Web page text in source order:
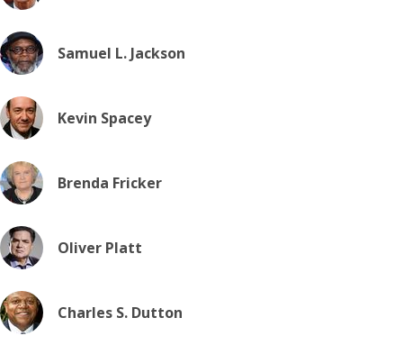
Samuel L. Jackson
Kevin Spacey
Brenda Fricker
Oliver Platt
Charles S. Dutton